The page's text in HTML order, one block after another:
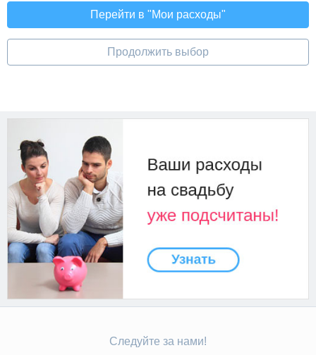
Перейти в "Мои расходы"
Продолжить выбор
Следуйте за нами!